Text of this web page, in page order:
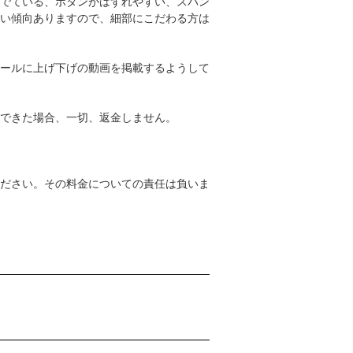
傾向ありますので、細部にこだわる方は
ルに上げ下げの動画を掲載するようして
きた場合、一切、返金しません。
さい。その料金についての責任は負いま